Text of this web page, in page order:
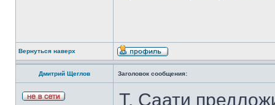
Вернуться наверх
Дмитрий Щеглов Заголовок сообщения:
Т. Саати